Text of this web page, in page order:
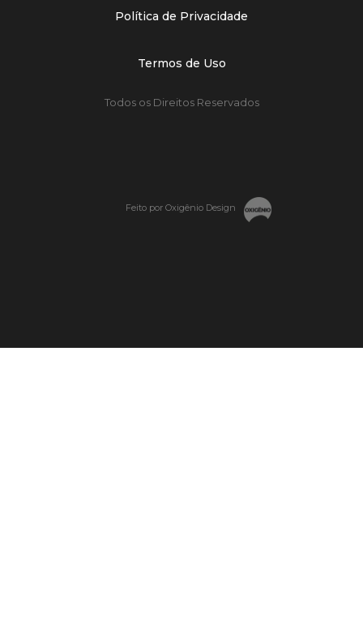
Política de Privacidade
Termos de Uso
Todos os Direitos Reservados
Feito por Oxigênio Design